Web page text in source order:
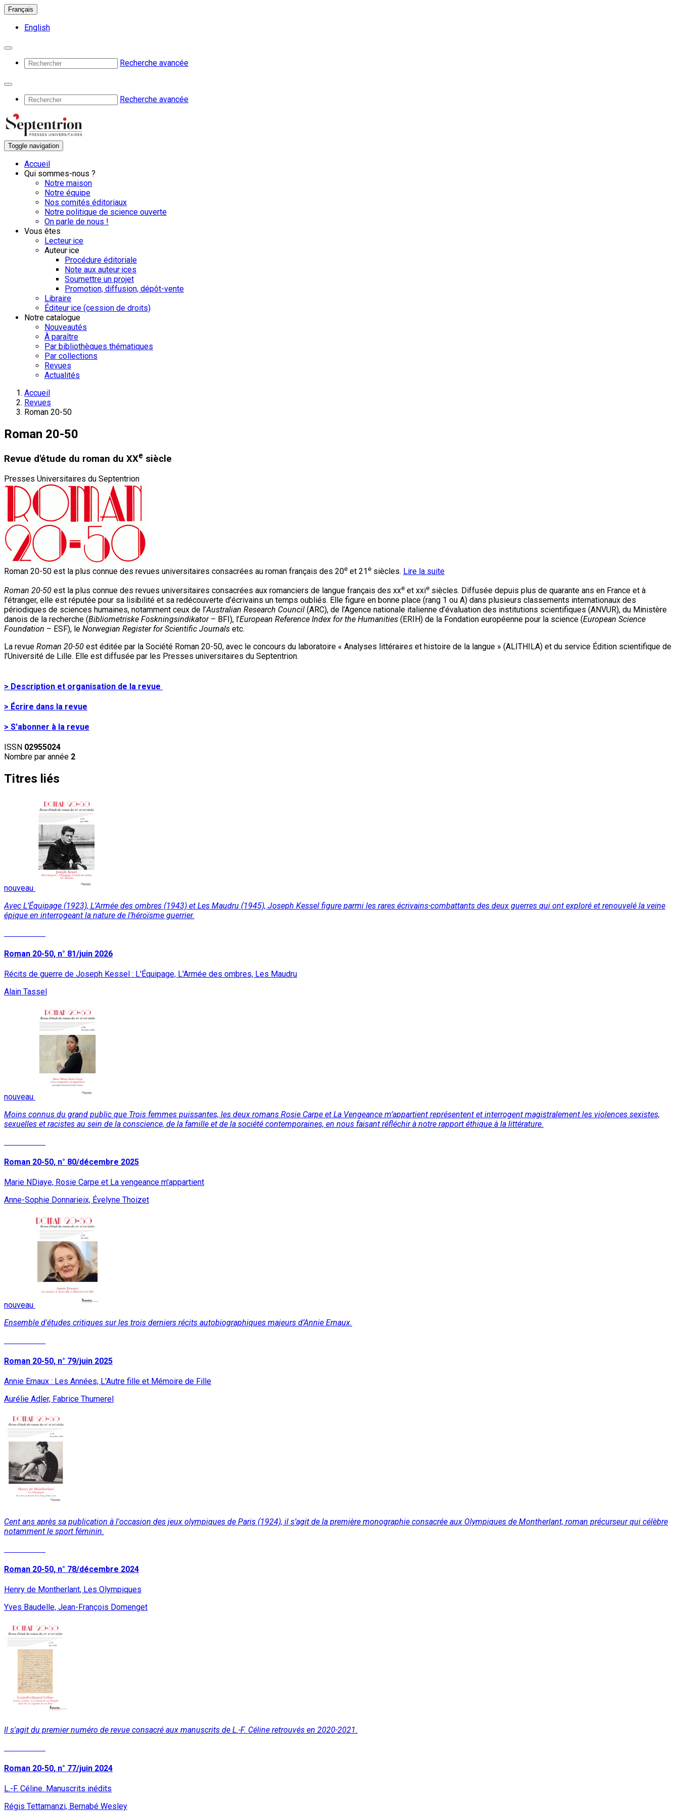
Français
English
Recherche avancée
Recherche avancée
Toggle navigation
Accueil
Qui sommes-nous ?
Notre maison
Notre équipe
Nos comités éditoriaux
Notre politique de science ouverte
On parle de nous !
Vous êtes
Lecteur·ice
Auteur·ice
Procédure éditoriale
Note aux auteur·ices
Soumettre un projet
Promotion, diffusion, dépôt-vente
Libraire
Éditeur·ice (cession de droits)
Notre catalogue
Nouveautés
À paraître
Par bibliothèques thématiques
Par collections
Revues
Actualités
Accueil
Revues
Roman 20-50
Roman 20-50
Revue d'étude du roman du XXe siècle
Presses Universitaires du Septentrion
Roman 20-50 est la plus connue des revues universitaires consacrées au roman français des 20e et 21e siècles. Lire la suite
Roman 20-50 est la plus connue des revues universitaires consacrées aux romanciers de langue français des xxe et xxie siècles. Diffusée depuis plus de quarante ans en France et à
l'étranger, elle est réputée pour sa lisibilité et sa redécouverte d’écrivains un temps oubliés. Elle figure en bonne place (rang 1 ou A) dans plusieurs classements internationaux des
périodiques de sciences humaines, notamment ceux de l’Australian Research Council (ARC), de l’Agence nationale italienne d’évaluation des institutions scientifiques (ANVUR), du Ministère
danois de la recherche (Bibliometriske Foskningsindikator– BFI), l’European Reference Index for the Humanities (ERIH) de la Fondation européenne pour la science (European Science
Foundation – ESF), le Norwegian Register for Scientific Journals etc.
La revue Roman 20-50 est éditée par la Société Roman 20-50, avec le concours du laboratoire « Analyses littéraires et histoire de la langue » (ALITHILA) et du service Édition scientifique de
l’Université de Lille. Elle est diffusée par les Presses universitaires du Septentrion.
> Description et organisation de la revue
> Écrire dans la revue
> S'abonner à la revue
ISSN 02955024
Nombre par année 2
Titres liés
nouveau
Avec L’Équipage (1923), L’Armée des ombres (1943) et Les Maudru (1945), Joseph Kessel figure parmi les rares écrivains-combattants des deux guerres qui ont exploré et renouvelé la veine
épique en interrogeant la nature de l’héroïsme guerrier.
Roman 20-50, n° 81/juin 2026
Récits de guerre de Joseph Kessel : L'Équipage, L'Armée des ombres, Les Maudru
Alain Tassel
nouveau
Moins connus du grand public que Trois femmes puissantes, les deux romans Rosie Carpe et La Vengeance m’appartient représentent et interrogent magistralement les violences sexistes,
sexuelles et racistes au sein de la conscience, de la famille et de la société contemporaines, en nous faisant réfléchir à notre rapport éthique à la littérature.
Roman 20-50, n° 80/décembre 2025
Marie NDiaye, Rosie Carpe et La vengeance m'appartient
Anne-Sophie Donnarieix, Évelyne Thoizet
nouveau
Ensemble d'études critiques sur les trois derniers récits autobiographiques majeurs d’Annie Ernaux.
Roman 20-50, n° 79/juin 2025
Annie Ernaux : Les Années, L'Autre fille et Mémoire de Fille
Aurélie Adler, Fabrice Thumerel
Cent ans après sa publication à l'occasion des jeux olympiques de Paris (1924), il s’agit de la première monographie consacrée aux Olympiques de Montherlant, roman précurseur qui célèbre
notamment le sport féminin.
Roman 20-50, n° 78/décembre 2024
Henry de Montherlant, Les Olympiques
Yves Baudelle, Jean-François Domenget
Il s'agit du premier numéro de revue consacré aux manuscrits de L.-F. Céline retrouvés en 2020-2021.
Roman 20-50, n° 77/juin 2024
L.-F. Céline. Manuscrits inédits
Régis Tettamanzi, Bernabé Wesley